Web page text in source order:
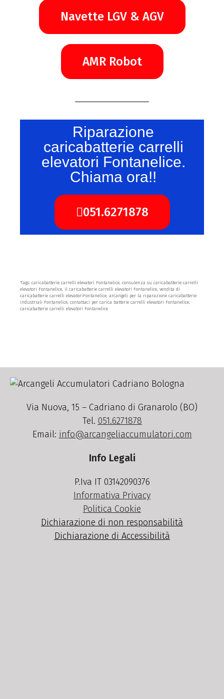
Navette LGV & AGV
AMR Robot
Riparazione
caricabatterie carrelli
elevatori Fontanelice.
Chiama ora!!
051.6271878
Tags: caricabatterie carrelli elevatori Fontanelice, consulenza su caricabatterie carrelli
elevatori Fontanelice, il caricabatterie carrelli elevatori Fontanelice, vendita di
caricabatterie carrelli elevatoriFontanelice, arcangeli per la riparazione caricabatterie
industriali Fontanelice, contattaci per carica batterie carrelli elevatori Fontanelice,
caricabatterie carrelli elevatori Fontanelice
Via Nuova, 15 – Cadriano di Granarolo (BO)
Tel. 051.6271878
Email: info@arcangeliaccumulatori.com
Info Legali
P.Iva IT 03142090376
Informativa Privacy
Politica Cookie
Dichiarazione di non responsabilità
Dichiarazione di Accessibilità